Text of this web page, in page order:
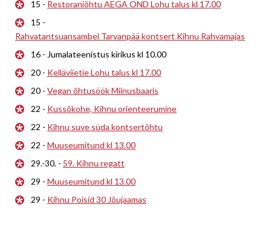
15 - Restoraniõhtu AEGA OND Lohu talus kl 17.00
15 -
Rahvatantsuansambel Tarvanpää kontsert Kihnu Rahvamajas
16 - Jumalateenistus kirikus kl 10.00
20 - Kelläviietie Lohu talus kl 17.00
20 - Vegan õhtusöök Miinusbaaris
22 - Kussõkohe, Kihnu orienteerumine
22 - Kihnu suve süda kontsertõhtu
22 - Muuseumitund kl 13.00
29.-30. - 59. Kihnu regatt
29 - Muuseumitund kl 13.00
29 - Kihnu Poisid 30 Jõujaamas